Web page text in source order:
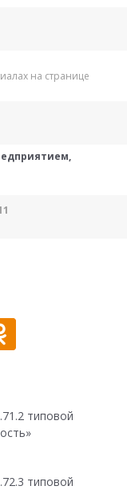
на странице
типовой
типовой